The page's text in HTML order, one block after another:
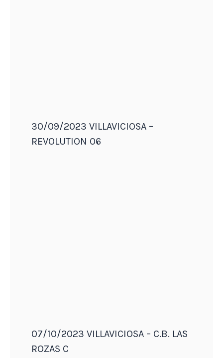
30/09/2023 VILLAVICIOSA –
REVOLUTION 06
07/10/2023 VILLAVICIOSA – C.B. LAS
ROZAS C